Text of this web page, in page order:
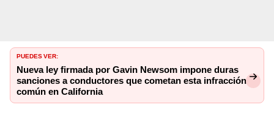
PUEDES VER:
Nueva ley firmada por Gavin Newsom impone duras
sanciones a conductores que cometan esta infracción
común en California